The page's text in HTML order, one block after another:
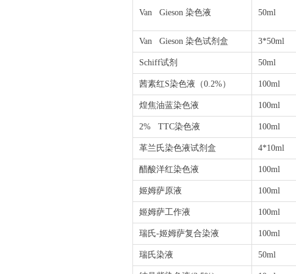
Van Gieson 染色液 50ml
Van Gieson 染色试剂盒 3*50ml
Schiff试剂 50ml
茜素红S染色液（0.2%） 100ml
煌焦油蓝染色液 100ml
2% TTC染色液 100ml
革兰氏染色液试剂盒 4*10ml
醋酸洋红染色液 100ml
姬姆萨原液 100ml
姬姆萨工作液 100ml
瑞氏-姬姆萨复合染液 100ml
瑞氏染液 50ml